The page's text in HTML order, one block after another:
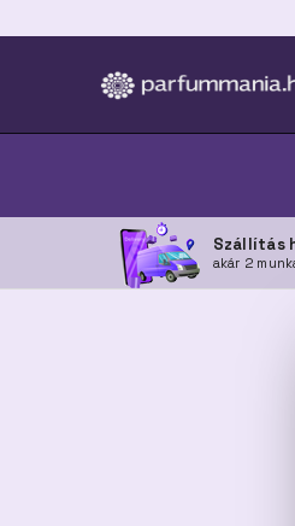
Szállítás
akár 2